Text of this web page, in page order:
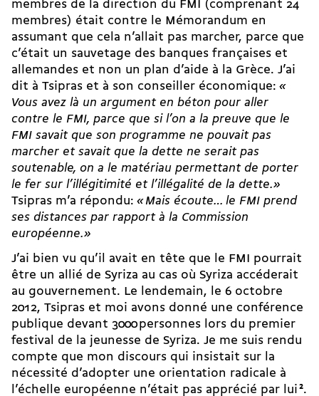
membres de la direction du FMI (comprenant 24
membres) était contre le Mémorandum en
assumant que cela n’allait pas marcher, parce que
c’était un sauvetage des banques françaises et
allemandes et non un plan d’aide à la Grèce. J’ai
dit à Tsipras et à son conseiller économique: «
Vous avez là un argument en béton pour aller
contre le FMI, parce que si l’on a la preuve que le
FMI savait que son programme ne pouvait pas
marcher et savait que la dette ne serait pas
soutenable, on a le matériau permettant de porter
le fer sur l’illégitimité et l’illégalité de la dette.»
Tsipras m’a répondu: «Mais écoute… le FMI prend
ses distances par rapport à la Commission
européenne.»
J’ai bien vu qu’il avait en tête que le FMI pourrait
être un allié de Syriza au cas où Syriza accéderait
au gouvernement. Le lendemain, le 6 octobre
2012, Tsipras et moi avons donné une conférence
publique devant 3000 personnes lors du premier
festival de la jeunesse de Syriza. Je me suis rendu
compte que mon discours qui insistait sur la
nécessité d’adopter une orientation radicale à
l’échelle européenne n’était pas apprécié par lui2.